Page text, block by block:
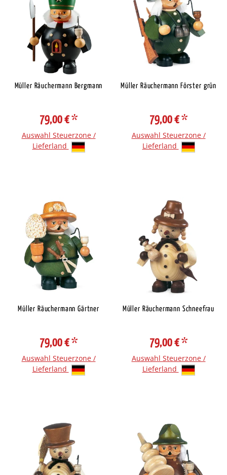
Müller Räuchermann Bergmann
79,00 €*
Auswahl Steuerzone /
Lieferland
Müller Räuchermann Förster grün
79,00 €*
Auswahl Steuerzone /
Lieferland
Müller Räuchermann Gärtner
79,00 €*
Auswahl Steuerzone /
Lieferland
Müller Räuchermann Schneefrau
79,00 €*
Auswahl Steuerzone /
Lieferland